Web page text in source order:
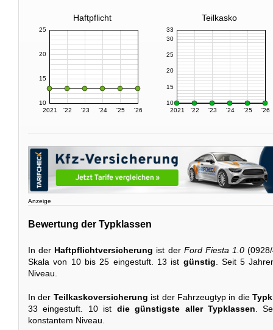
Haftpflicht Teilkasko
2021 '22 '23 '24 '25 '26
10
15
20
25
2021 '22 '23 '24 '25 '26
10
15
20
25
30
33
Anzeige
Bewertung der Typklassen
In der Haftpflichtversicherung ist der Ford Fiesta 1.0
Skala von 10 bis 25 eingestuft. 13 ist günstig . Seit 5
Niveau.
In der Teilkaskoversicherung ist der Fahrzeugtyp in die
33 eingestuft. 10 ist die günstigste aller Typklassen .
konstantem Niveau.